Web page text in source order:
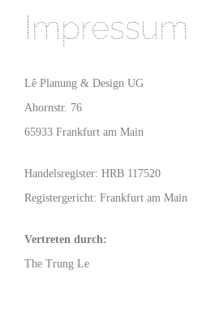
Impressum
Lê Planung & Design UG
Ahornstr. 76
65933 Frankfurt am Main
Handelsregister: HRB 117520
Registergericht: Frankfurt am Main
Vertreten durch:
The Trung Le